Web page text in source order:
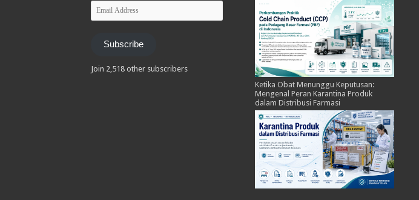
Email
Address
Subscribe
Join 2,518 other subscribers
Ketika Obat Menunggu Keputusan:
Mengenal Peran Karantina Produk
dalam Distribusi Farmasi